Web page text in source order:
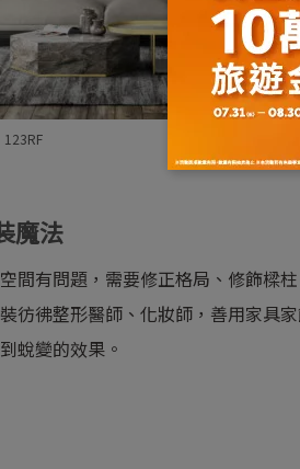
魔法
間有問題，需要修正格局、修飾樑
彷彿整形醫師、化妝師，善用家具
蛻變的效果。